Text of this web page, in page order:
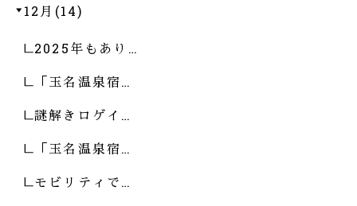
12月(14)
2025年もあり…
「玉名温泉宿…
謎解きロゲイ…
「玉名温泉宿…
モビリティで…